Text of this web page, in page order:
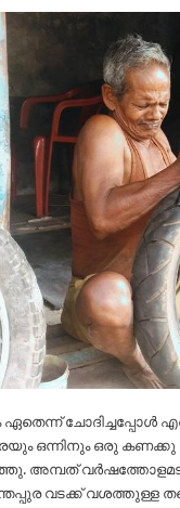
ഏതെന്ന്
ഒന്നിനും ഒരു
അമ്പത്
വടക്ക് വശത്തുള്ള